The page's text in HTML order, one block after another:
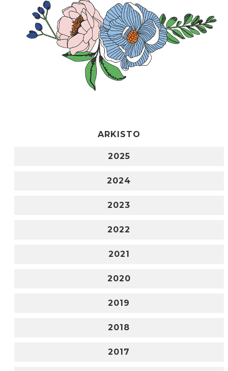
ARKISTO
2025
2024
2023
2022
2021
2020
2019
2018
2017